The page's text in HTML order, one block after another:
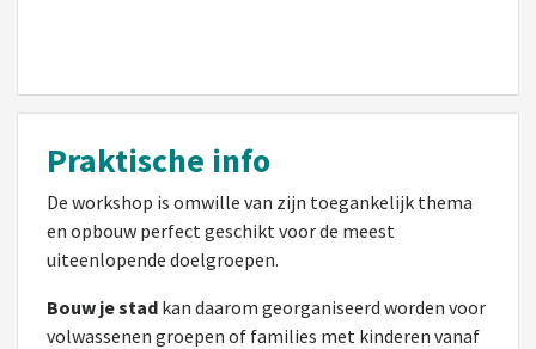
Praktische info
De workshop is omwille van zijn toegankelijk thema
en opbouw perfect geschikt voor de meest
uiteenlopende doelgroepen.
Bouw je stad kan daarom georganiseerd worden voor
volwassenen groepen of families met kinderen vanaf